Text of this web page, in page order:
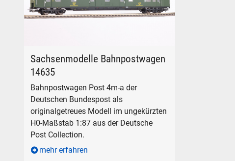
Sachsenmodelle Bahnpostwagen
14635
Bahnpostwagen Post 4m-a der
Deutschen Bundespost als
originalgetreues Modell im ungekürzten
H0-Maßstab 1:87 aus der Deutsche
Post Collection.
mehr erfahren